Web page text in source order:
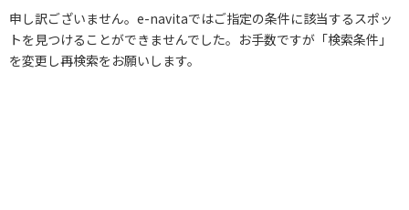
申し訳ございません。e-navitaではご指定の条件に該当するスポッ
トを見つけることができませんでした。お手数ですが「検索条件」
を変更し再検索をお願いします。